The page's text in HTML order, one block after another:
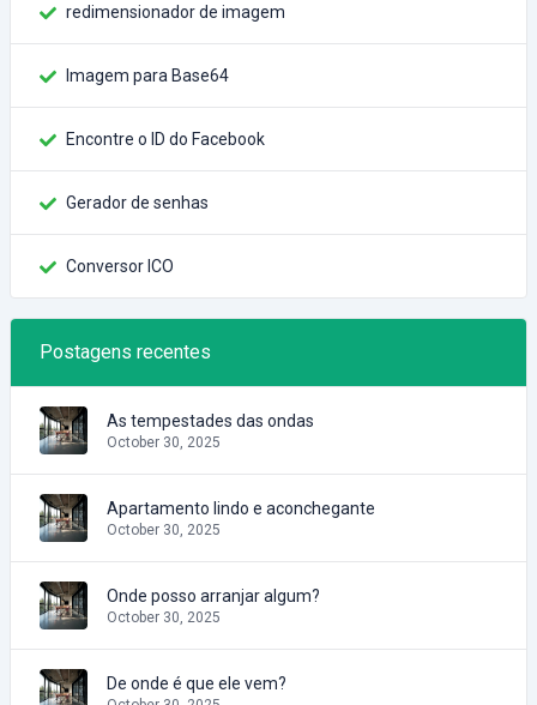
redimensionador de imagem
Imagem para Base64
Encontre o ID do Facebook
Gerador de senhas
Conversor ICO
Postagens recentes
As tempestades das ondas
October 30, 2025
Apartamento lindo e aconchegante
October 30, 2025
Onde posso arranjar algum?
October 30, 2025
De onde é que ele vem?